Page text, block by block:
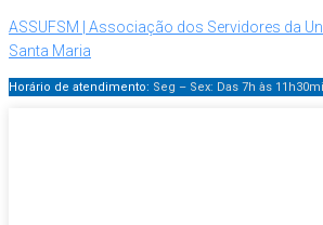
ASSUFSM | Associação dos Servidores da
Santa Maria
Horário de atendimento: Seg – Sex: Das 7h às